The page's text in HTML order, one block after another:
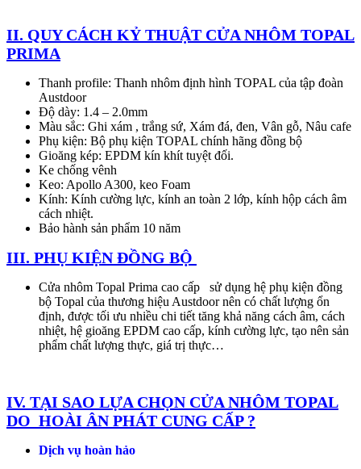
II. QUY CÁCH KỶ THUẬT CỬA NHÔM TOPAL
PRIMA
Thanh profile: Thanh nhôm định hình TOPAL của tập đoàn
Austdoor
Độ dày: 1.4 – 2.0mm
Màu sắc: Ghi xám , trắng sứ, Xám đá, đen, Vân gỗ, Nâu cafe
Phụ kiện: Bộ phụ kiện TOPAL chính hãng đồng bộ
Gioăng kép: EPDM kín khít tuyệt đối.
Ke chống vênh
Keo: Apollo A300, keo Foam
Kính: Kính cường lực, kính an toàn 2 lớp, kính hộp cách âm
cách nhiệt.
Bảo hành sản phẩm 10 năm
III. PHỤ KIỆN ĐỒNG BỘ
Cửa nhôm Topal Prima cao cấp sử dụng hệ phụ kiện đồng
bộ Topal của thương hiệu Austdoor nên có chất lượng ổn
định, được tối ưu nhiều chi tiết tăng khả năng cách âm, cách
nhiệt, hệ gioăng EPDM cao cấp, kính cường lực, tạo nên sản
phẩm chất lượng thực, giá trị thực…
IV. TẠI SAO LỰA CHỌN CỬA NHÔM TOPAL
DO HOÀI ÂN PHÁT CUNG CẤP ?
Dịch vụ hoàn hảo